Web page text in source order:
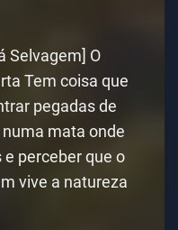
Selvagem] O
Tem coisa que
pegadas de
mata onde
perceber que o
vive a natureza